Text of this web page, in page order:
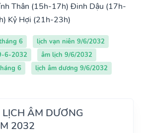
Thân (15h-17h) Đinh Dậu (17h-
Kỷ Hợi (21h-23h)
6
lịch vạn niên 9/6/2032
6-2032
âm lịch 9/6/2032
6
lịch âm dương 9/6/2032
ÂM DƯƠNG
2032